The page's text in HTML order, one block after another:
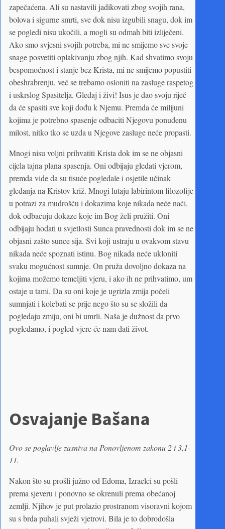
zapečaćena. Ali su nastavili jadikovati zbog svojih rana,
bolova i sigurne smrti, sve dok nisu izgubili snagu, dok im
se pogledi nisu ukočili, a mogli su odmah biti izliječeni.
Ako smo svjesni svojih potreba, mi ne smijemo sve svoje
snage posvetiti oplakivanju zbog njih. Kad shvatimo svoju
bespomoćnost i stanje bez Krista, mi ne smijemo popustiti
obeshrabrenju, već se trebamo osloniti na zasluge raspetog
i uskrslog Spasitelja. Gledaj i živi! Isus je dao svoju riječ
da će spasiti sve koji dođu k Njemu. Premda će milijuni
kojima je potrebno spasenje odbaciti Njegovu ponuđenu
milost, nitko tko se uzda u Njegove zasluge neće propasti.
Mnogi nisu voljni prihvatiti Krista dok im se ne objasni
cijela tajna plana spasenja. Oni odbijaju gledati vjerom,
premda vide da su tisuće pogledale i osjetile učinak
gledanja na Kristov križ. Mnogi lutaju labirintom filozofije
u potrazi za mudrošću i dokazima koje nikada neće naći,
dok odbacuju dokaze koje im Bog želi pružiti. Oni
odbijaju hodati u svjetlosti Sunca pravednosti dok im se ne
objasni zašto sunce sija. Svi koji ustraju u ovakvom stavu
nikada neće spoznati istinu. Bog nikada neće ukloniti
svaku mogućnost sumnje. On pruža dovoljno dokaza na
kojima možemo temeljiti vjeru, i ako ih ne prihvatimo, um
ostaje u tami. Da su oni koje je ugrizla zmija počeli
sumnjati i kolebati se prije nego što su se složili da
pogledaju zmiju, oni bi umrli. Naša je dužnost da prvo
pogledamo, i pogled vjere će nam dati život.
Osvajanje Bašana
Ovo se poglavlje zasniva na Ponovljenom zakonu 2 i 3,1-
11.
Nakon što su prošli južno od Edoma, Izraelci su pošli
prema sjeveru i ponovno se okrenuli prema obećanoj
zemlji. Njihov je put prolazio prostranom visoravni kojom
su s brda puhali svježi vjetrovi. Bila je to dobrodošla